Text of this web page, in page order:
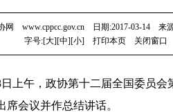
网 www.cppcc.gov.cn 日期:2017-03-14 来
字号:[大][中][小] 打印本页 关闭窗口
上午，政协第十二届全国委员
会议并作总结讲话。